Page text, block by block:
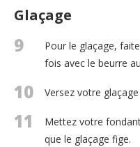
Glaçage
9
Pour le glaçage,
fois avec le beurre
10 Versez votre
11
Mettez votre
que le glaçage fige.